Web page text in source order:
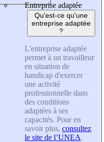
Entreprise adaptée
Qu'est-ce qu'une
entreprise adaptée
?
L'entreprise adaptée
permet à un travailleur
en situation de
handicap d'exercer
une activité
professionnelle dans
des conditions
adaptées à ses
capacités. Pour en
savoir plus, consultez
le site de l’UNEA.